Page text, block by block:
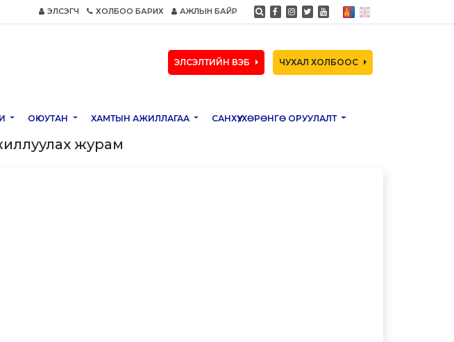
ЭЛСЭГЧ ХОЛБОО БАРИХ АЖЛЫН БАЙР
ЭЛСЭЛТИЙН ВЭБ ЧУХАЛ ХОЛБООС
ОЮУТАН ХАМТЫН АЖИЛЛАГАА САНХҮҮ, ХӨРӨНГӨ ОРУУЛАЛТ
журам